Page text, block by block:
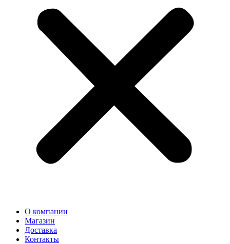
О компании
Магазин
Доставка
Контакты